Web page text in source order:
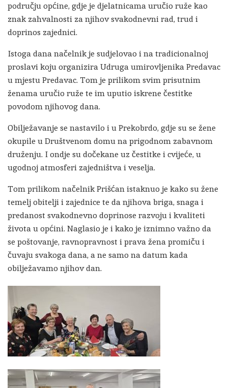
području općine, gdje je djelatnicama uručio ruže kao
znak zahvalnosti za njihov svakodnevni rad, trud i
doprinos zajednici.
Istoga dana načelnik je sudjelovao i na tradicionalnoj
proslavi koju organizira Udruga umirovljenika Predavac
u mjestu Predavac. Tom je prilikom svim prisutnim
ženama uručio ruže te im uputio iskrene čestitke
povodom njihovog dana.
Obilježavanje se nastavilo i u Prekobrdo, gdje su se žene
okupile u Društvenom domu na prigodnom zabavnom
druženju. I ondje su dočekane uz čestitke i cvijeće, u
ugodnoj atmosferi zajedništva i veselja.
Tom prilikom načelnik Prišćan istaknuo je kako su žene
temelj obitelji i zajednice te da njihova briga, snaga i
predanost svakodnevno doprinose razvoju i kvaliteti
života u općini. Naglasio je i kako je iznimno važno da
se poštovanje, ravnopravnost i prava žena promiču i
čuvaju svakoga dana, a ne samo na datum kada
obilježavamo njihov dan.